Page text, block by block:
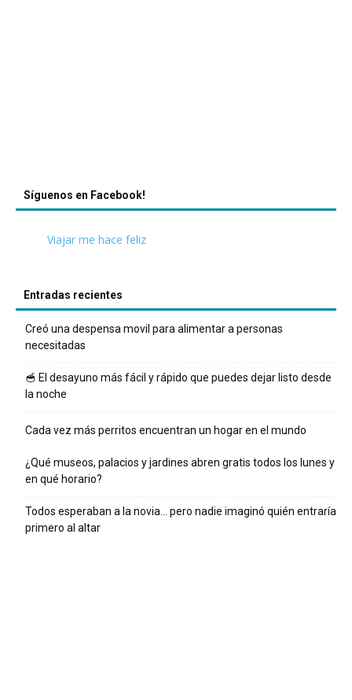
Síguenos en Facebook!
Viajar me hace feliz
Entradas recientes
Creó una despensa movil para alimentar a personas
necesitadas
🥣 El desayuno más fácil y rápido que puedes dejar listo desde
la noche
Cada vez más perritos encuentran un hogar en el mundo
¿Qué museos, palacios y jardines abren gratis todos los lunes y
en qué horario?
Todos esperaban a la novia… pero nadie imaginó quién entraría
primero al altar